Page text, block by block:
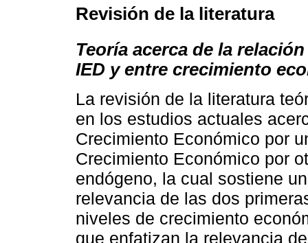
Revisión de la literatura
Teoría acerca de la
IED y entre crecimiento
La revisión de la literatura
en los estudios actuales
Crecimiento Económico por
Crecimiento Económico por
endógeno, la cual sostiene
relevancia de las dos
niveles de crecimiento
que enfatizan la relevancia